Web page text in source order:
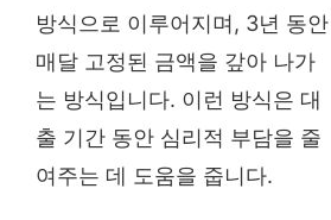
방식으로 이루어지며, 3년 동안
매달 고정된 금액을 갚아 나가
는 방식입니다. 이런 방식은 대
출 기간 동안 심리적 부담을 줄
여주는 데 도움을 줍니다.